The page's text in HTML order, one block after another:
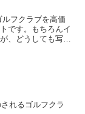
フクラブを高価
です。もちろんイ
、どうしても写真
れるゴルフクラ